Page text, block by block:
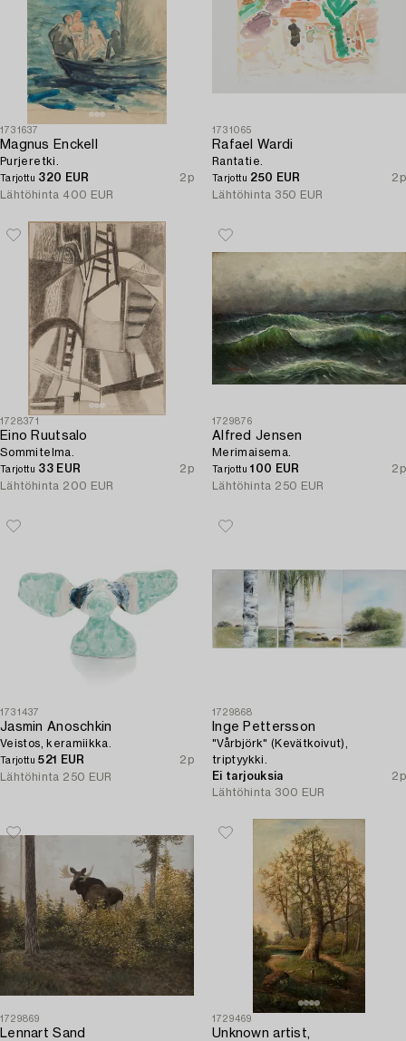
1731637
Magnus Enckell
Purjeretki.
Tarjottu 320 EUR
2p
Lähtöhinta 400 EUR
1731065
Rafael Wardi
Rantatie.
Tarjottu 250 EUR
2p
Lähtöhinta 350 EUR
1728371
Eino Ruutsalo
Sommitelma.
Tarjottu 33 EUR
2p
Lähtöhinta 200 EUR
1729876
Alfred Jensen
Merimaisema.
Tarjottu100 EUR
2p
Lähtöhinta 250 EUR
1731437
Jasmin Anoschkin
Veistos, keramiikka.
Tarjottu521 EUR
2p
Lähtöhinta 250 EUR
1729868
Inge Pettersson
"Vårbjörk" (Kevätkoivut),
triptyykki.
Ei tarjouksia
2p
Lähtöhinta 300 EUR
1729869
Lennart Sand
1729469
Unknown artist,